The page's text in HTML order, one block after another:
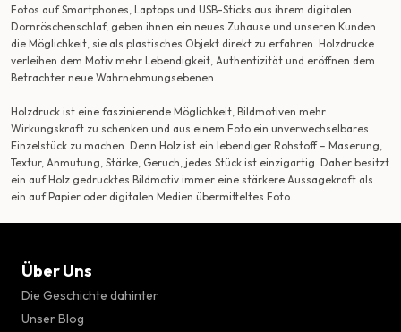
Fotos auf Smartphones, Laptops und USB-Sticks aus ihrem digitalen
Dornröschenschlaf, geben ihnen ein neues Zuhause und unseren Kunden
die Möglichkeit, sie als plastisches Objekt direkt zu erfahren. Holzdrucke
verleihen dem Motiv mehr Lebendigkeit, Authentizität und eröffnen dem
Betrachter neue Wahrnehmungsebenen.
Holzdruck ist eine faszinierende Möglichkeit, Bildmotiven mehr
Wirkungskraft zu schenken und aus einem Foto ein unverwechselbares
Einzelstück zu machen. Denn Holz ist ein lebendiger Rohstoff – Maserung,
Textur, Anmutung, Stärke, Geruch, jedes Stück ist einzigartig. Daher besitzt
ein auf Holz gedrucktes Bildmotiv immer eine stärkere Aussagekraft als
ein auf Papier oder digitalen Medien übermitteltes Foto.
Über Uns
Die Geschichte dahinter
Unser Blog